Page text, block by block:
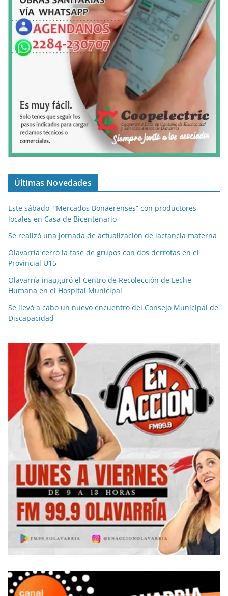
Últimas Novedades
Este sábado, “Mercados Bonaerenses” con productores
locales en Casa de Bicentenario
Se realizó una jornada de actualización de lactancia materna
Olavarría cerró la fase de grupos con dos derrotas en el
Provincial U15
Olavarría inauguró el Centro de Recolección de Leche
Humana en el Hospital Municipal
Se llevó a cabo un nuevo encuentro del Consejo Municipal de
Discapacidad